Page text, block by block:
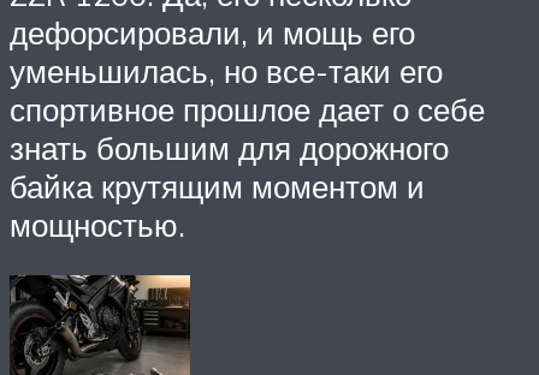
дефорсировали, и мощь его
уменьшилась, но все-таки его
спортивное прошлое дает о себе
знать большим для дорожного
байка крутящим моментом и
мощностью.